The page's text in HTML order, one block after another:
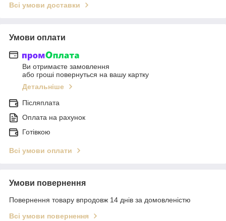
Всі умови доставки
Умови оплати
Ви отримаєте замовлення
або гроші повернуться на вашу картку
Детальніше
Післяплата
Оплата на рахунок
Готівкою
Всі умови оплати
Умови повернення
Повернення товару впродовж 14 днів за домовленістю
Всі умови повернення